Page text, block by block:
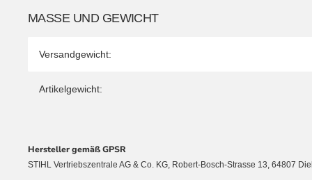
MASSE UND GEWICHT
Versandgewicht:
Artikelgewicht:
Hersteller gemäß GPSR
STIHL Vertriebszentrale AG & Co. KG, Robert-Bosch-Strasse 13, 64807